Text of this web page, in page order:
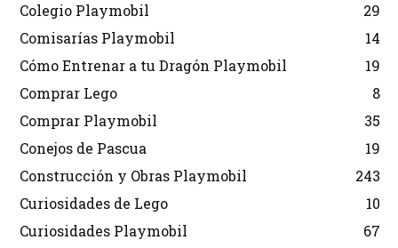
Colegio Playmobil
29
Comisarías Playmobil
14
Cómo Entrenar a tu Dragón Playmobil
19
Comprar Lego
8
Comprar Playmobil
35
Conejos de Pascua
19
Construcción y Obras Playmobil
243
Curiosidades de Lego
10
Curiosidades Playmobil
67